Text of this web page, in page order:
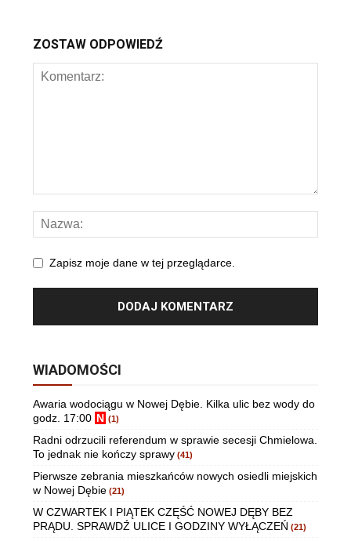
ZOSTAW ODPOWIEDŹ
Zapisz moje dane w tej przeglądarce.
WIADOMOŚCI
Awaria wodociągu w Nowej Dębie. Kilka ulic bez wody do
godz. 17:00 N (1)
Radni odrzucili referendum w sprawie secesji Chmielowa.
To jednak nie kończy sprawy (41)
Pierwsze zebrania mieszkańców nowych osiedli miejskich
w Nowej Dębie (21)
W CZWARTEK I PIĄTEK CZĘŚĆ NOWEJ DĘBY BEZ
PRĄDU. SPRAWDŹ ULICE I GODZINY WYŁĄCZEŃ (21)